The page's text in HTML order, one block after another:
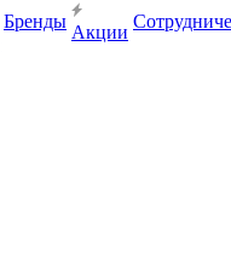
Бренды
Акции